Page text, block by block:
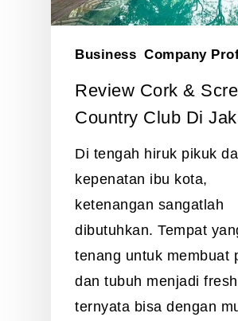
Business Company
Review Cork &
Country Club Di
Di tengah hiruk pikuk
kepenatan ibu kota,
ketenangan sangatlah
dibutuhkan. Tempat
tenang untuk membuat
dan tubuh menjadi fresh
ternyata bisa dengan